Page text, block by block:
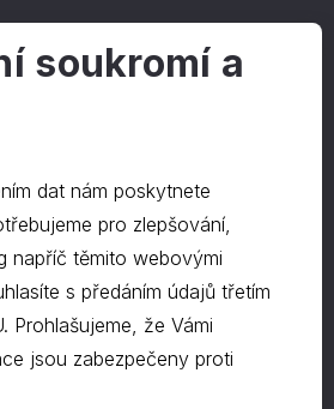
soukromí a
dat nám poskytnete
pro zlepšování,
napříč těmito webovými
Prohlašujeme, že Vámi
jsou zabezpečeny proti